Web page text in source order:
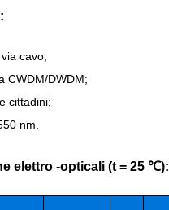
cavo;
CWDM/DWDM;
cittadini;
nm.
elettro -opticali (t = 25 ℃):